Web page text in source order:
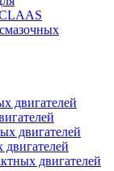
CLAAS
двигателей
двигателей
двигателей
двигателей